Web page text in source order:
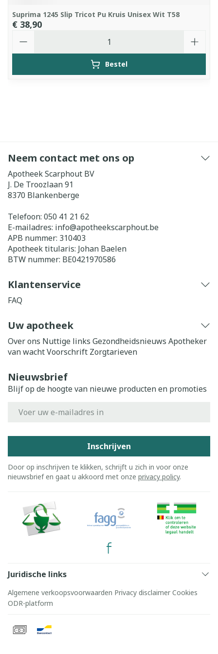
Suprima 1245 Slip Tricot Pu Kruis Unisex Wit T58
€ 38,90
Bestel
Neem contact met ons op
Apotheek Scarphout BV
J. De Troozlaan 91
8370 Blankenberge
Telefoon: 050 41 21 62
E-mailadres: info@apotheekscarphout.be
APB nummer: 310403
Apotheek titularis: Johan Baelen
BTW nummer: BE0421970586
Klantenservice
FAQ
Uw apotheek
Over ons Nuttige links Gezondheidsnieuws Apotheker
van wachtVoorschrift Zorgtarieven
Nieuwsbrief
Blijf op de hoogte van nieuwe producten en promoties
Inschrijven
Door op inschrijven te klikken, schrijft u zich in voor onze
nieuwsbrief en gaat u akkoord met onze privacy policy.
Juridische links
Algemene verkoopsvoorwaarden Privacy disclaimer Cookies
ODR-platform